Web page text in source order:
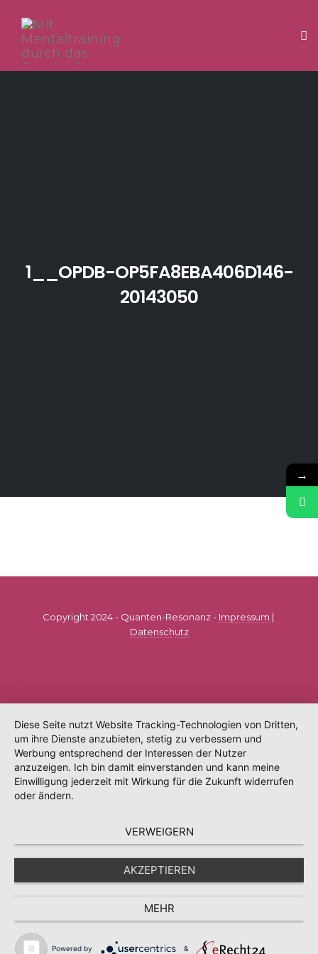
1__OPDB-OP5FA8EBA406D146-
20143050
Copyright 2024 - Quanten-Resonanz - Impressum |
Datenschutz
→
Diese Seite nutzt Website Tracking-Technologien von Dritten,
um ihre Dienste anzubieten, stetig zu verbessern und
Werbung entsprechend der Interessen der Nutzer
anzuzeigen. Ich bin damit einverstanden und kann meine
Einwilligung jederzeit mit Wirkung für die Zukunft widerrufen
oder ändern.
VERWEIGERN
AKZEPTIEREN
MEHR
Powered by &